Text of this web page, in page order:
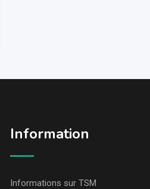
Information
Informations sur TSM